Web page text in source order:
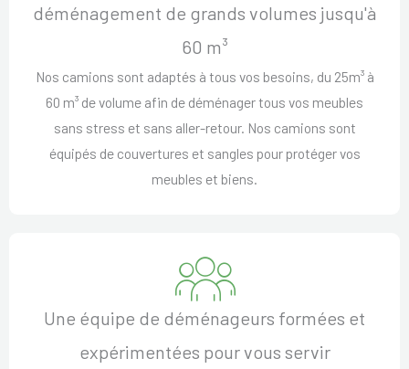
déménagement de grands volumes jusqu'à
60 m³
Nos camions sont adaptés à tous vos besoins, du 25m³ à
60 m³ de volume afin de déménager tous vos meubles
sans stress et sans aller-retour. Nos camions sont
équipés de couvertures et sangles pour protéger vos
meubles et biens.
Une équipe de déménageurs formées et
expérimentées pour vous servir